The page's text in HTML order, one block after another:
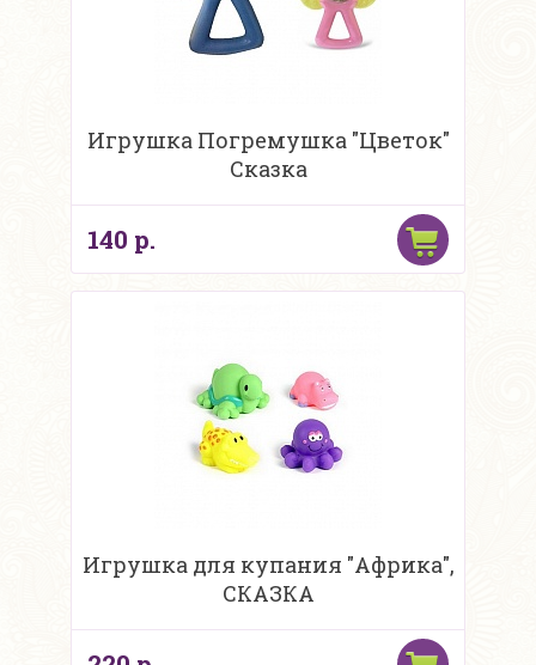
Игрушка Погремушка "Цветок"
Сказка
140 р.
Игрушка для купания "Африка",
СКАЗКА